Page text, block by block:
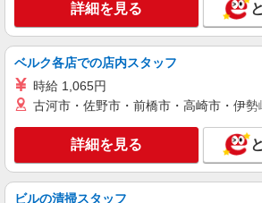
詳細を見る
ベルク各店での店内スタッフ
時給 1,065円
古河市・佐野市・前橋市・高崎市・伊
詳細を見る
ビルの清掃スタッフ